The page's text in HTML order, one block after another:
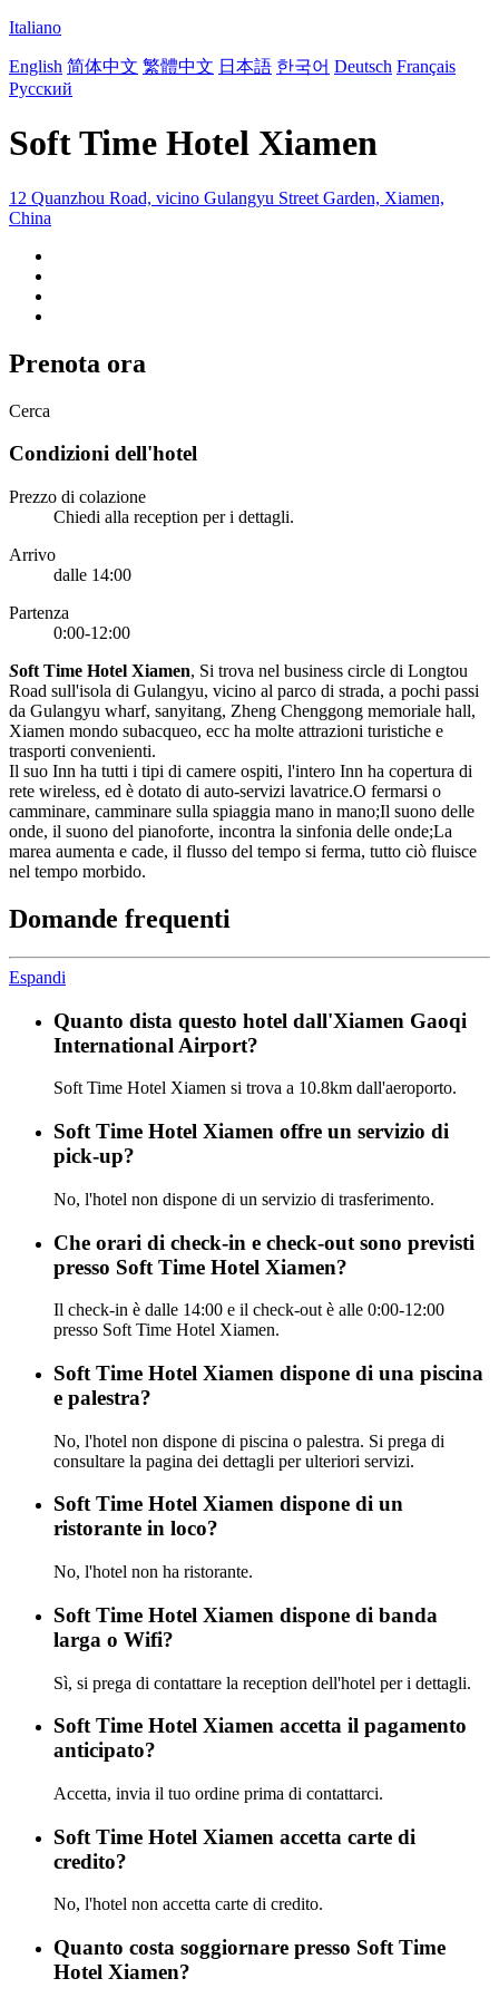
Italiano
English 简体中文 繁體中文 日本語 한국어 Deutsch Français
Русский
Soft Time Hotel Xiamen
12 Quanzhou Road, vicino Gulangyu Street Garden, Xiamen,
China
Prenota ora
Cerca
Condizioni dell'hotel
Prezzo di colazione
Chiedi alla reception per i dettagli.
Arrivo
dalle 14:00
Partenza
0:00-12:00
Soft Time Hotel Xiamen, Si trova nel business circle di Longtou
Road sull'isola di Gulangyu, vicino al parco di strada, a pochi passi
da Gulangyu wharf, sanyitang, Zheng Chenggong memoriale hall,
Xiamen mondo subacqueo, ecc ha molte attrazioni turistiche e
trasporti convenienti.
Il suo Inn ha tutti i tipi di camere ospiti, l'intero Inn ha copertura di
rete wireless, ed è dotato di auto-servizi lavatrice.O fermarsi o
camminare, camminare sulla spiaggia mano in mano;Il suono delle
onde, il suono del pianoforte, incontra la sinfonia delle onde;La
marea aumenta e cade, il flusso del tempo si ferma, tutto ciò fluisce
nel tempo morbido.
Domande frequenti
Espandi
Quanto dista questo hotel dall'Xiamen Gaoqi
International Airport?
Soft Time Hotel Xiamen si trova a 10.8km dall'aeroporto.
Soft Time Hotel Xiamen offre un servizio di
pick-up?
No, l'hotel non dispone di un servizio di trasferimento.
Che orari di check-in e check-out sono previsti
presso Soft Time Hotel Xiamen?
Il check-in è dalle 14:00 e il check-out è alle 0:00-12:00
presso Soft Time Hotel Xiamen.
Soft Time Hotel Xiamen dispone di una piscina
e palestra?
No, l'hotel non dispone di piscina o palestra. Si prega di
consultare la pagina dei dettagli per ulteriori servizi.
Soft Time Hotel Xiamen dispone di un
ristorante in loco?
No, l'hotel non ha ristorante.
Soft Time Hotel Xiamen dispone di banda
larga o Wifi?
Sì, si prega di contattare la reception dell'hotel per i dettagli.
Soft Time Hotel Xiamen accetta il pagamento
anticipato?
Accetta, invia il tuo ordine prima di contattarci.
Soft Time Hotel Xiamen accetta carte di
credito?
No, l'hotel non accetta carte di credito.
Quanto costa soggiornare presso Soft Time
Hotel Xiamen?